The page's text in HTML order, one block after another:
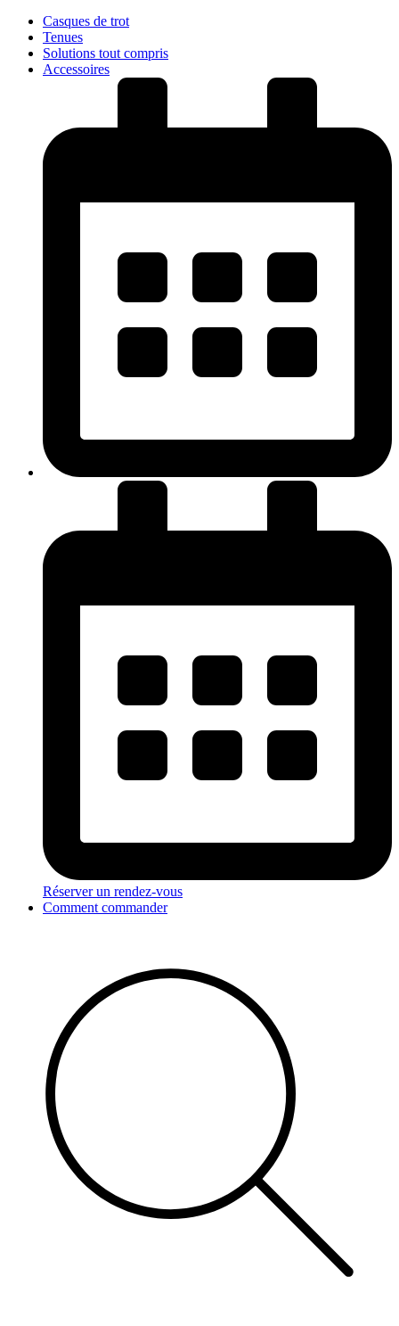
Casques de trot
Tenues
Solutions tout compris
Accessoires
Réserver un rendez-vous
Comment commander